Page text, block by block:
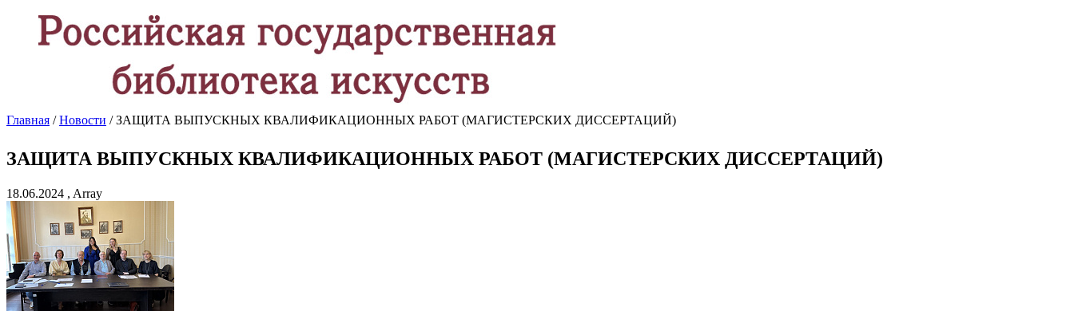
Главная /Новости / ЗАЩИТА ВЫПУСКНЫХ КВАЛИФИКАЦИОННЫХ РАБОТ (МАГИСТЕРСКИХ ДИССЕРТАЦИЙ)
ЗАЩИТА ВЫПУСКНЫХ КВАЛИФИКАЦИОННЫХ РАБОТ (МАГИСТЕРСКИХ ДИССЕРТАЦИЙ)
18.06.2024 , Array